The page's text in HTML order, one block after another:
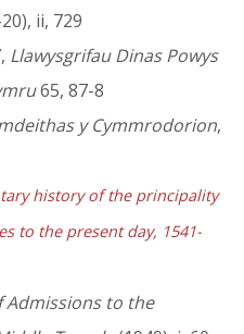
ii, 729
Llawysgrifau Dinas Powys
65, 87-8
y Cymmrodorion,
history of the principality
to the present day, 1541-
Admissions to the